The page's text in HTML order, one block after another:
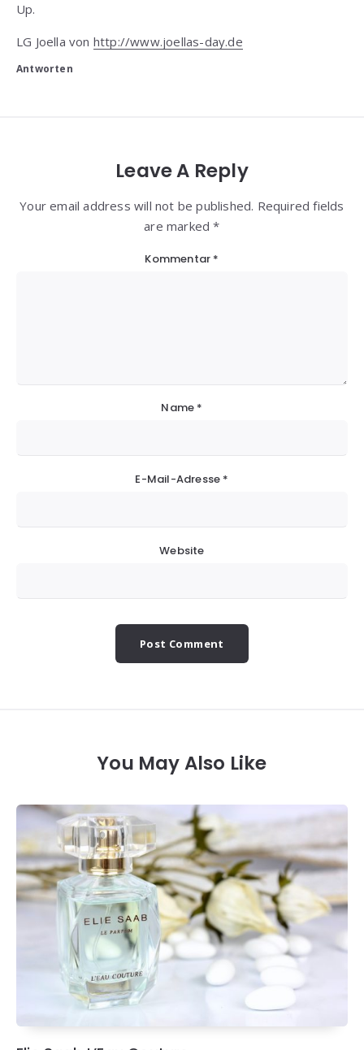
Up.
LG Joella von http://www.joellas-day.de
Antworten
Leave A Reply
Your email address will not be published. Required fields
are marked *
Kommentar *
Name *
E-Mail-Adresse *
Website
You May Also Like